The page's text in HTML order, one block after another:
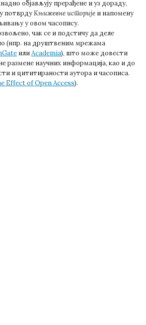
објављују прерађене и уз дораду,
потврдуКњижевне историје и напомену
у овом часопису.
чак се и подстичу да деле
(нпр. на друштвеним мрежама
илиAcademia), што може довести
размене научних информација, као и до
и цититираности аутора и часописа.
Effect of Open Access).